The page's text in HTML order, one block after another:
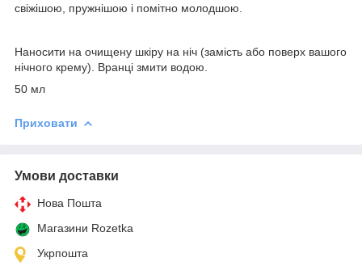
свіжішою, пружнішою і помітно молодшою.
Наносити на очищену шкіру на ніч (замість або поверх вашого
нічного крему). Вранці змити водою.
50 мл
Приховати
Умови доставки
Нова Пошта
Магазини Rozetka
Укрпошта